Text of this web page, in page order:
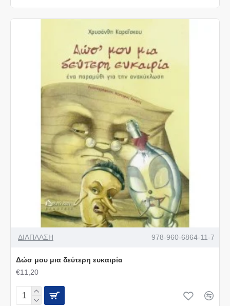
ΔΙΑΠΛΑΣΗ 978-960-6864-11-7
Δώσ μου μια δεύτερη ευκαιρία
€11,20